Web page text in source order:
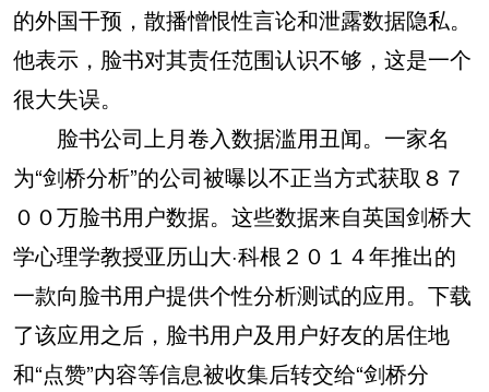
的外国干预，散播憎恨性言论和泄露数据隐私。
他表示，脸书对其责任范围认识不够，这是一个
很大失误。
脸书公司上月卷入数据滥用丑闻。一家名
为“剑桥分析”的公司被曝以不正当方式获取８７
００万脸书用户数据。这些数据来自英国剑桥大
学心理学教授亚历山大·科根２０１４年推出的
一款向脸书用户提供个性分析测试的应用。下载
了该应用之后，脸书用户及用户好友的居住地
和“点赞”内容等信息被收集后转交给“剑桥分